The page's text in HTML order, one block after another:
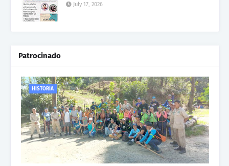
July 17, 2026
Patrocinado
HISTORIA